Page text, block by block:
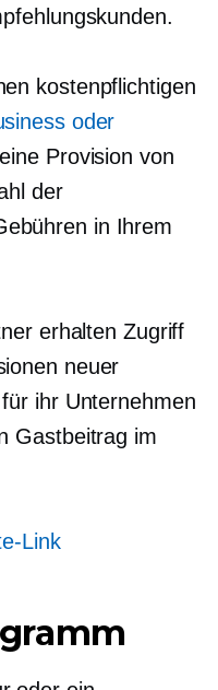
kostenpflichtigen
oder
Provision von
der
in Ihrem
erhalten Zugriff
neuer
ihr Unternehmen
Gastbeitrag im
Link